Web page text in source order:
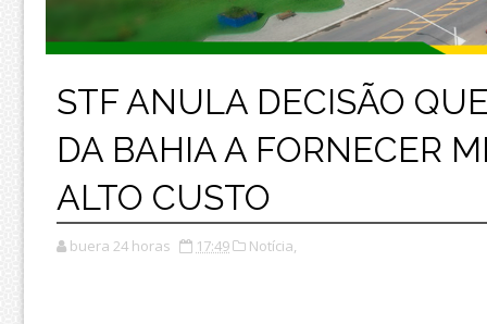
STF ANULA DECISÃO
DA BAHIA A FORNECER
ALTO CUSTO
buera 24 horas 17:49 Notícia,